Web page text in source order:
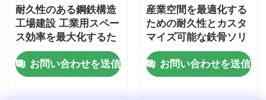
耐久性のある鋼鉄構造
工場建設 工業用スペー
ス効率を最大化するた
めに,カスタマイズ可能
なプリエンジニアリン
グ鋼鉄ソリューション
お問い合わせを送信
産業空間を最適化する
ための耐久性とカスタ
マイズ可能な鉄骨ソリ
ューションを提供する
事前設計鉄骨構造ワー
クショップ建設
お問い合わせを送信